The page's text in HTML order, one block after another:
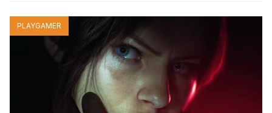
PLAYGAMER